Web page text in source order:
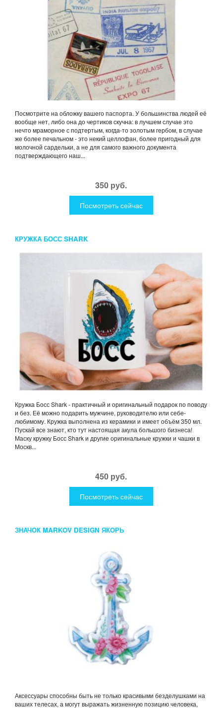
Посмотрите на обложку вашего паспорта. У большинства людей её
вообще нет, либо она до чертиков скучна: в лучшем случае это
нечто мраморное с подтертым, когда-то золотым гербом, в случае
же более печальном - это некий целлофан, более пригодный для
молочной сардельки, а не для самого важного документа
подтверждающего наш...
350 руб.
Посмотреть сейчас
КРУЖКА БОСС SHARK
Кружка Босс Shark - практичный и оригинальный подарок по поводу
и без. Её можно подарить мужчине, руководителю или себе-
любимому. Кружка выполнена из керамики и имеет объём 350 мл.
Пускай все знают, кто тут настоящая акула большого бизнеса!
Маску кружку Босс Shark и другие оригинальные кружки и чашки в
Москв...
450 руб.
Посмотреть сейчас
ЗНАЧОК MARKOV DESIGN ЯКОРЬ
Аксессуары способны быть не только красивыми безделушками на
ваших телесах, а могут выражать жизненную позицию человека,